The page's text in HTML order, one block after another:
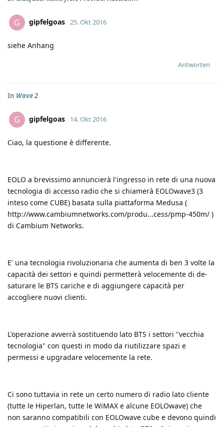
G gipfelgoas 25. Okt 2016
siehe Anhang
Antworten
In Wave 2
G gipfelgoas 14. Okt 2016
Ciao, la questione è differente.
EOLO a brevissimo annuncierà l'ingresso in rete di una nuova
tecnologia di accesso radio che si chiamerà EOLOwave3 (3
inteso come CUBE) basata sulla piattaforma Medusa (
http://www.cambiumnetworks.com/produ...cess/pmp-450m/ )
di Cambium Networks.
E' una tecnologia rivoluzionaria che aumenta di ben 3 volte la
capacità dei settori e quindi permetterà velocemente di de-
saturare le BTS cariche e di aggiungere capacità per
accogliere nuovi clienti.
L'operazione avverrà sostituendo lato BTS i settori "vecchia
tecnologia" con questi in modo da riutilizzare spazi e
permessi e upgradare velocemente la rete.
Ci sono tuttavia in rete un certo numero di radio lato cliente
(tutte le Hiperlan, tutte le WiMAX e alcune EOLOwave) che
non saranno compatibili con EOLOwave cube e devono quindi